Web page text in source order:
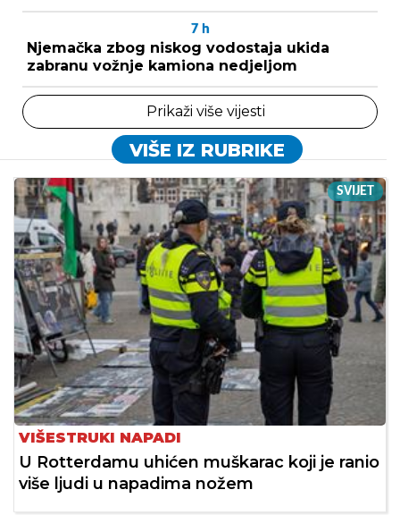
7 h
Njemačka zbog niskog vodostaja ukida
zabranu vožnje kamiona nedjeljom
Prikaži više vijesti
VIŠE IZ RUBRIKE
SVIJET
VIŠESTRUKI NAPADI
U Rotterdamu uhićen muškarac koji je ranio
više ljudi u napadima nožem